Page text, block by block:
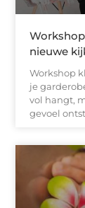
nieuwe
Workshop
je
vol hangt,
gevoel